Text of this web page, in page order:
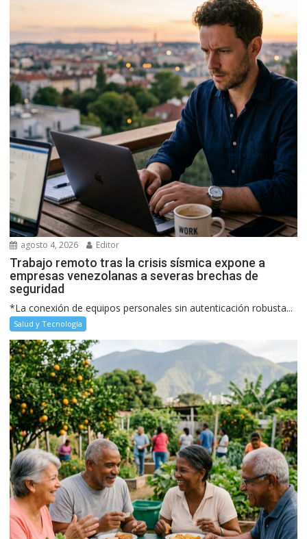
agosto 4, 2026 Editor
Trabajo remoto tras la crisis sísmica expone a
empresas venezolanas a severas brechas de
seguridad
*La conexión de equipos personales sin autenticación robusta...
Salud y Tecnología